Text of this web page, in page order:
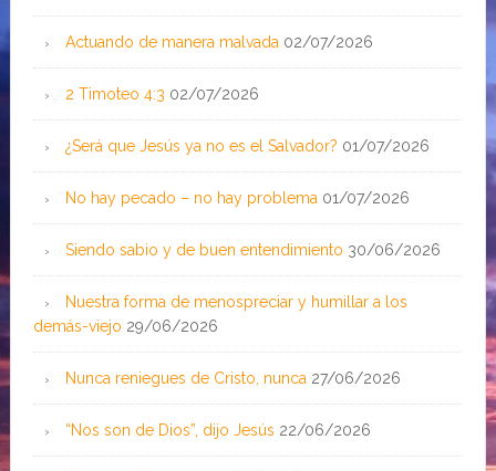
Actuando de manera malvada 02/07/2026
2 Timoteo 4:3 02/07/2026
¿Será que Jesús ya no es el Salvador? 01/07/2026
No hay pecado – no hay problema 01/07/2026
Siendo sabio y de buen entendimiento 30/06/2026
Nuestra forma de menospreciar y humillar a los
demás-viejo 29/06/2026
Nunca reniegues de Cristo, nunca 27/06/2026
“Nos son de Dios”, dijo Jesús 22/06/2026